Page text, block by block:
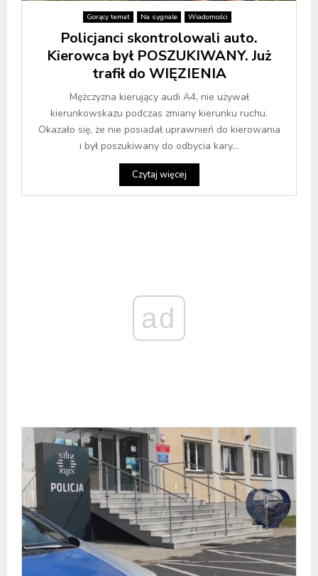
Gorący temat Na sygnale Wiadomości
Policjanci skontrolowali auto.
Kierowca był POSZUKIWANY. Już
trafił do WIĘZIENIA
Mężczyzna kierujący audi A4, nie używał
kierunkowskazu podczas zmiany kierunku ruchu.
Okazało się, że nie posiadał uprawnień do kierowania
i był poszukiwany do odbycia kary...
Czytaj więcej
ad